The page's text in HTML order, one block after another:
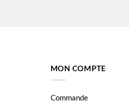
MON COMPTE
Commande